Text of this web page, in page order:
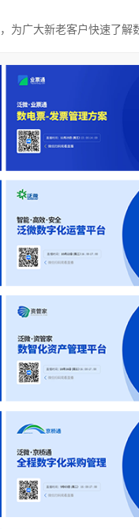
为广大新老客户快速了